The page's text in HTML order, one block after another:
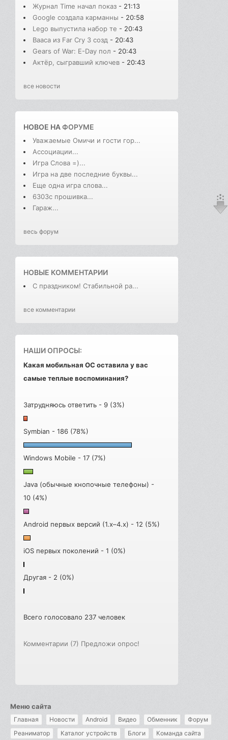
Журнал Time начал показ - 21:13
Google создала карманны - 20:58
Lego выпустила набор те - 20:43
Вааса из Far Cry 3 созд - 20:43
Gears of War: E-Day пол - 20:43
Актёр, сыгравший ключев - 20:43
все новости
НОВОЕ НАФОРУМЕ
Уважаемые Омичи и гости гор...
Ассоциации...
Игра Слова =)...
Игра на две последние буквы...
Еще одна игра слова...
6303с прошивка...
Гараж...
весь форум
НОВЫЕ КОММЕНТАРИИ
С праздником! Стабильной ра...
все комментарии
НАШИ ОПРОСЫ:
Какая мобильная ОС оставила у вас
самые теплые воспоминания?
Затрудняюсь ответить - 9 (3%)
Symbian - 186 (78%)
Windows Mobile - 17 (7%)
Java (обычные кнопочные телефоны) -
10 (4%)
Android первых версий (1.x–4.x) - 12 (5%)
iOS первых поколений - 1 (0%)
Другая - 2 (0%)
Всего голосовало 237 человек
Комментарии (7) Предложи опрос!
Меню сайта
Главная Новости Android Видео Обменник
Форум
Реаниматор
Каталог устройств Блоги Команда сайта